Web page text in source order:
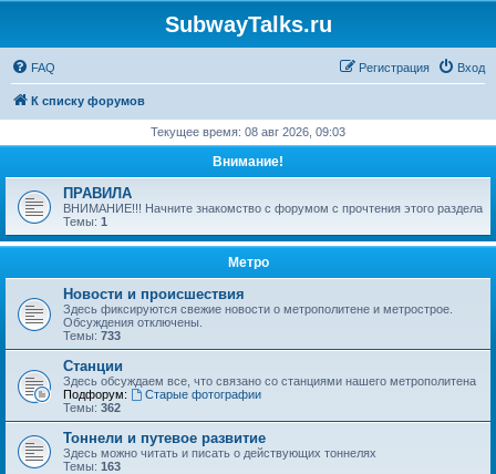
SubwayTalks.ru
FAQ Вход
Регистрация
К списку форумов
Текущее время: 08 авг 2026, 09:03
Внимание!
ПРАВИЛА
ВНИМАНИЕ!!! Начните знакомство с форумом с прочтения этого раздела
Темы: 1
Метро
Новости и происшествия
Здесь фиксируются свежие новости о метрополитене и метрострое.
Обсуждения отключены.
Темы: 733
Станции
Здесь обсуждаем все, что связано со станциями нашего метрополитена
Подфорум:
Старые фотографии
Темы: 362
Тоннели и путевое развитие
Здесь можно читать и писать о действующих тоннелях
Темы: 163